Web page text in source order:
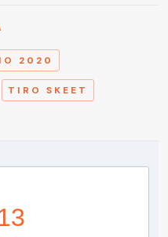
2020
TIRO SKEET